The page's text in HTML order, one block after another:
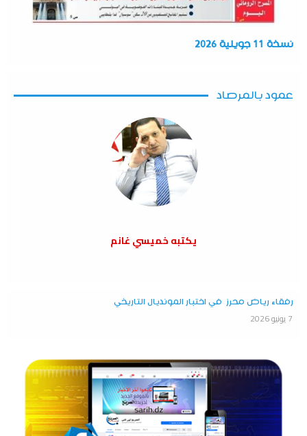
نسخة 11 جويلية 2026
عمود بالمرصاد
يكتبه خميسي غانم
رفقاء رياض محرز في اختبار المونديال التاريخي
7 يونيو 2026